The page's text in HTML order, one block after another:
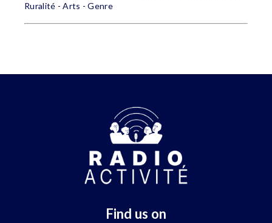
Ruralité - Arts - Genre
Find us on